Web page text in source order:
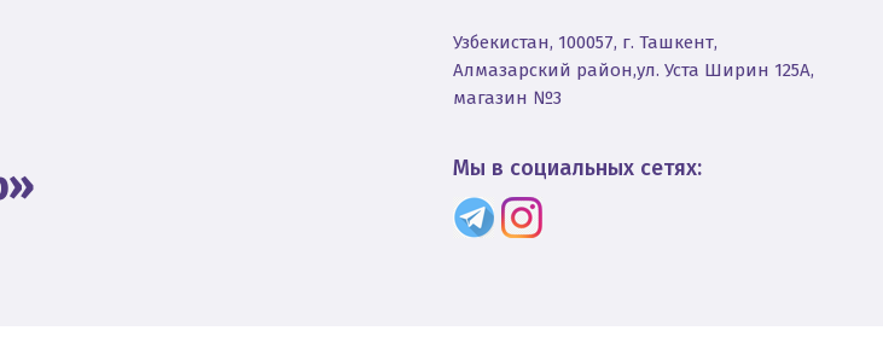
Узбекистан, 100057, г. Ташкент,
Алмазарский район,ул. Уста Ширин 125А,
магазин №3
Мы в социальных сетях: